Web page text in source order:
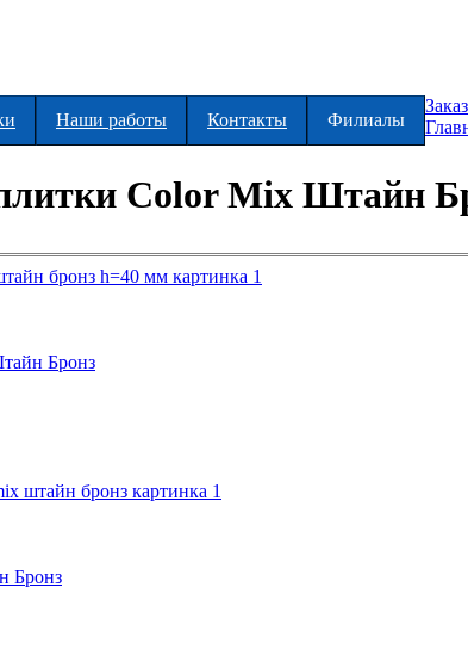
Наши работы Контакты Филиалы
Сolor Mix Штайн
Бронз
Бронз